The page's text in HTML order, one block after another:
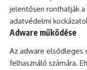
jelentősen ronthatják
adatvédelmi
Adware működése
Az adware elsődleges
felhasználó számára.